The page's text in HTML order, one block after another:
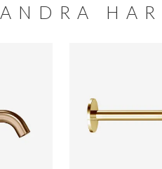
ANDRA